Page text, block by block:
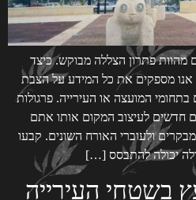
מהוות פתרון הצללה מבוקש. כיצד
אנו מספקים את כל המידע על הצבת
המועצה או העירייה. פרגולות
חדשים לעיצוב המקום אותו אתם
ולעוברי האורח השונים. קבעו
יכולה להתבסס […]
בשטחי העירייה